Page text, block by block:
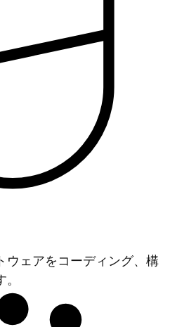
ウェアをコーディング、構